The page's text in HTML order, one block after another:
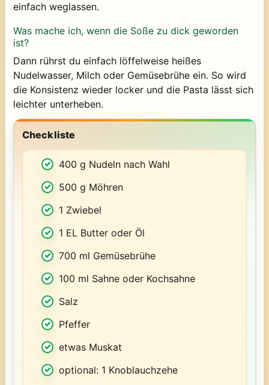
einfach weglassen.
Was mache ich, wenn die Soße zu dick geworden
ist?
Dann rührst du einfach löffelweise heißes
Nudelwasser, Milch oder Gemüsebrühe ein. So wird
die Konsistenz wieder locker und die Pasta lässt sich
leichter unterheben.
Checkliste
400 g Nudeln nach Wahl
500 g Möhren
1 Zwiebel
1 EL Butter oder Öl
700 ml Gemüsebrühe
100 ml Sahne oder Kochsahne
Salz
Pfeffer
etwas Muskat
optional: 1 Knoblauchzehe